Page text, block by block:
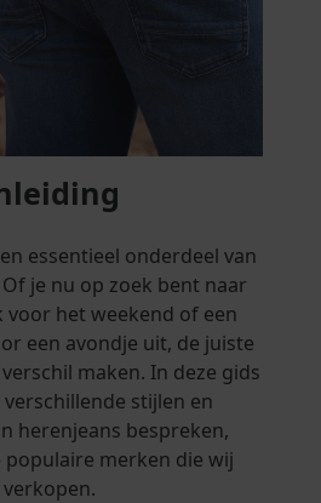
essentieel onderdeel van
je nu op zoek bent naar
voor het weekend of een
een avondje uit, de juiste
maken. In deze gids
stijlen en
herenjeans bespreken,
populaire merken die wij
verkopen.